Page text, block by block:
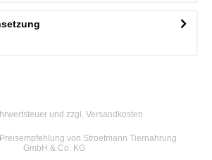
und zzgl. Versandkosten
von Stroetmann Tiernahrung
GmbH & Co. KG